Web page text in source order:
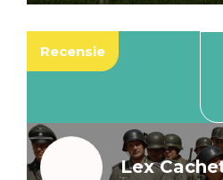
Recensie
Lex